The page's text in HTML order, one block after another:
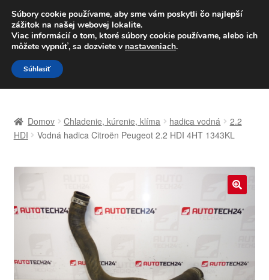
DOPRAVA od 6 EUR
Po–Pi 09:00–16:00 233 221 276
Preskočiť
na
navigáciu
Preskočiť
na
obsah
Celosvetová preprava
Môj účet
Domov Chladenie, kúrenie, klíma hadica vodná
2.2
HDI
Vodná hadica Citroën Peugeot 2.2 HDI 4HT 1343KL
Súbory cookie používame, aby sme vám poskytli čo najlepší
zážitok na našej webovej lokalite.
Viac informácií o tom, ktoré súbory cookie používame, alebo ich
môžete vypnúť, sa dozviete v nastaveniach.
Súhlasiť